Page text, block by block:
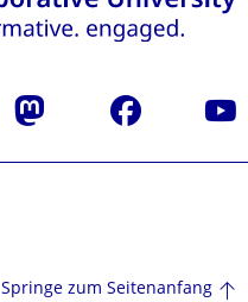
Mastodon Facebook
Springe zum Seitenanfang